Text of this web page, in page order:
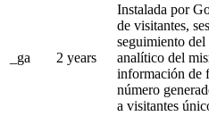
_ga 2 years
Instalada por
de visitantes,
seguimiento
analítico del
información de
número
a visitantes